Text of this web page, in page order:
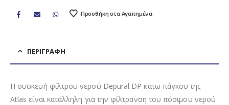
Προσθήκη στα Αγαπημένα
ΠΕΡΙΓΡΑΦΉ
Η συσκευή φίλτρου νερού Depural DP κάτω πάγκου της
Atlas είναι κατάλληλη για την φίλτρανση του πόσιμου νερού